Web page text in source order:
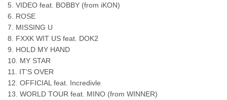
5. VIDEO feat. BOBBY (from iKON)
6. ROSE
7. MISSING U
8. FXXK WIT US feat. DOK2
9. HOLD MY HAND
10. MY STAR
11. IT’S OVER
12. OFFICIAL feat. Incredivle
13. WORLD TOUR feat. MINO (from WINNER)